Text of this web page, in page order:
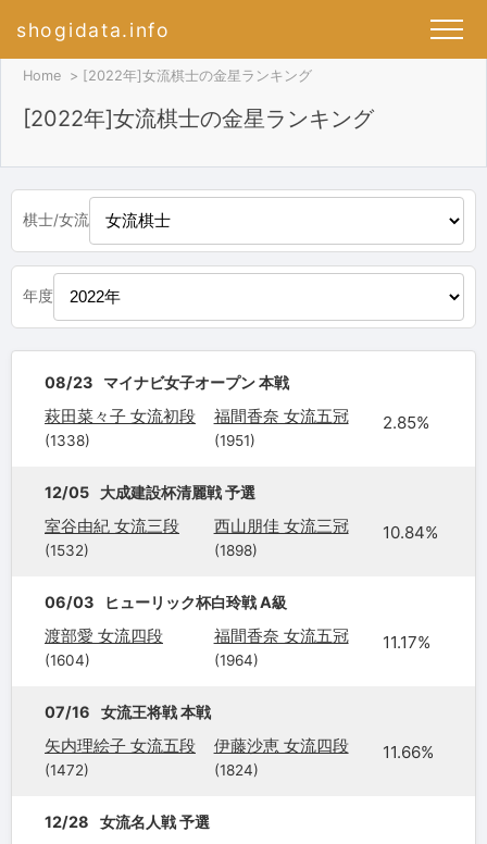
shogidata.info
Home [2022年]女流棋士の金星ランキング
[2022年]女流棋士の金星ランキング
棋士/女流
年度
08/23 マイナビ女子オープン 本戦
萩田菜々子 女流初段
(1338)
福間香奈 女流五冠
(1951)
2.85%
12/05 大成建設杯清麗戦 予選
室谷由紀 女流三段
(1532)
西山朋佳 女流三冠
(1898)
10.84%
06/03 ヒューリック杯白玲戦 A級
渡部愛 女流四段
(1604)
福間香奈 女流五冠
(1964)
11.17%
07/16 女流王将戦 本戦
矢内理絵子 女流五段
(1472)
伊藤沙恵 女流四段
(1824)
11.66%
12/28 女流名人戦 予選